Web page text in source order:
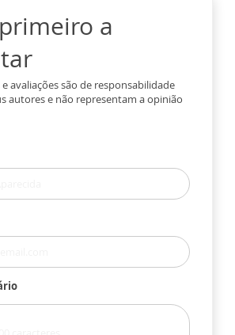
a
avaliações são de responsabilidade
autores e não representam a opinião